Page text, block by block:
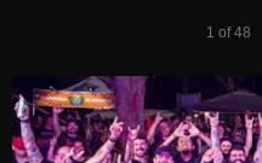
1 of 48